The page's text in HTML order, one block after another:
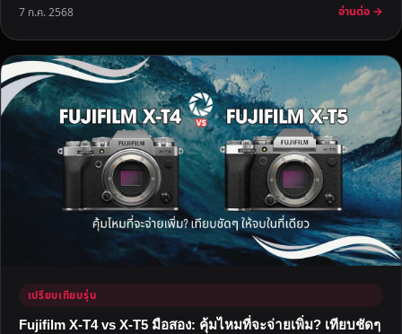
7 ก.ค. 2568 อ่านต่อ →
เปรียบเทียบรุ่น
Fujifilm X-T4 vs X-T5 มือสอง: คุ้มไหมที่จะจ่ายเพิ่ม? เทียบชัดๆ